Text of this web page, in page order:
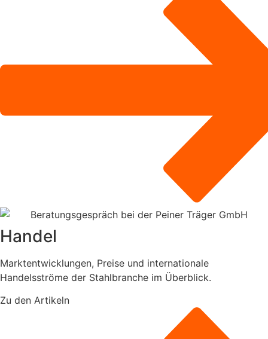
Handel
Marktentwicklungen, Preise und internationale
Handelsströme der Stahlbranche im Überblick.
Zu den Artikeln